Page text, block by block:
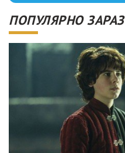
ПОПУЛЯРНО ЗАРАЗ